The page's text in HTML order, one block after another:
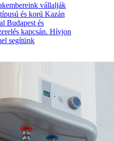
vállalják
és korú Kazán
Budapest és
kapcsán. Hívjon
segítünk